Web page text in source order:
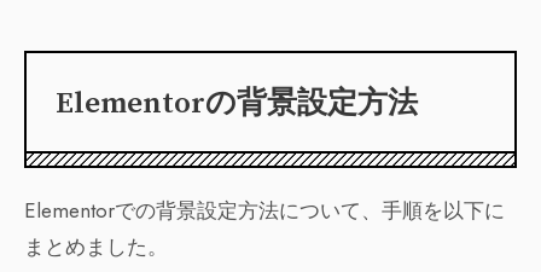
Elementorの背景設定方法
Elementorでの背景設定方法について、手順を以下に
まとめました。